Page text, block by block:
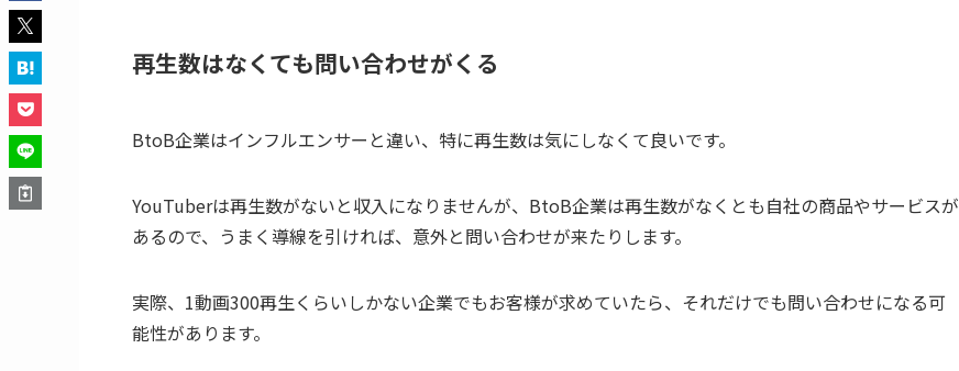
再生数はなくても問い合わせがくる
BtoB企業はインフルエンサーと違い、特に再生数は気にしなくて良いです。
YouTuberは再生数がないと収入になりませんが、BtoB企業は再生数がなくとも自社の商品やサービスが
あるので、うまく導線を引ければ、意外と問い合わせが来たりします。
実際、1動画300再生くらいしかない企業でもお客様が求めていたら、それだけでも問い合わせになる可
能性があります。